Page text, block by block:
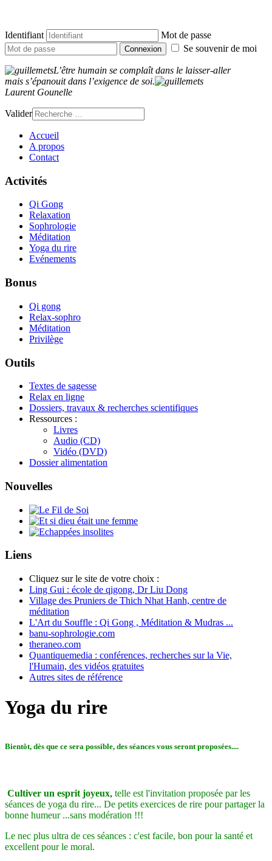
Identifiant Mot de passe
Connexion Se souvenir de moi
L’être humain se complaît dans le laisser-aller
mais s’épanouit dans l’exigence de soi.
Laurent Gounelle
Valider
Accueil
A propos
Contact
Activités
Qi Gong
Relaxation
Sophrologie
Méditation
Yoga du rire
Evénements
Bonus
Qi gong
Relax-sophro
Méditation
Privilège
Outils
Textes de sagesse
Relax en ligne
Dossiers, travaux & recherches scientifiques
Ressources :
Livres
Audio (CD)
Vidéo (DVD)
Dossier alimentation
Nouvelles
Liens
Cliquez sur le site de votre choix :
Ling Gui : école de qigong, Dr Liu Dong
Village des Pruniers de Thich Nhat Hanh, centre de
méditation
L'Art du Souffle : Qi Gong , Méditation & Mudras ...
banu-sophrologie.com
theraneo.com
Quantiquemedia : conférences, recherches sur la Vie,
l'Humain, des vidéos gratuites
Autres sites de référence
Yoga du rire
Bientôt, dès que ce sera possible, des séances vous seront proposées....
Cultiver un esprit joyeux, telle est l'invitation proposée par les
séances de yoga du rire... De petits exercices de rire pour partager la
bonne humeur ...sans modération !!!
Le nec plus ultra de ces séances : c'est facile, bon pour la santé et
excellent pour le moral.